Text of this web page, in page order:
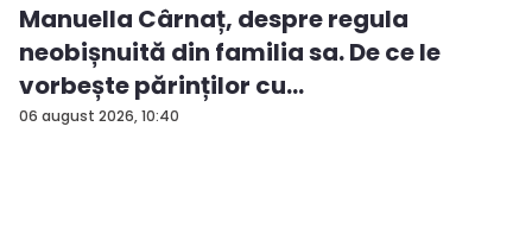
06 august 2026, 10:40
Manuella Cârnaț, despre regula
neobișnuită din familia sa. De ce le
vorbește părinților cu
„dumneavoastră...